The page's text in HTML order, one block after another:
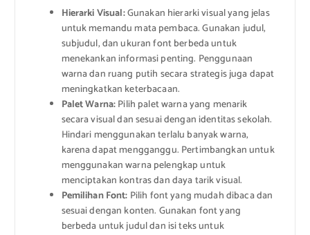
Hierarki Visual:Gunakan hierarki visual yang jelas
untuk memandu mata pembaca. Gunakan judul,
subjudul, dan ukuran font berbeda untuk
menekankan informasi penting. Penggunaan
warna dan ruang putih secara strategis juga dapat
meningkatkan keterbacaan.
Palet Warna:Pilih palet warna yang menarik
secara visual dan sesuai dengan identitas sekolah.
Hindari menggunakan terlalu banyak warna,
karena dapat mengganggu. Pertimbangkan untuk
menggunakan warna pelengkap untuk
menciptakan kontras dan daya tarik visual.
Pemilihan Font: Pilih font yang mudah dibaca dan
sesuai dengan konten. Gunakan font yang
berbeda untuk judul dan isi teks untuk